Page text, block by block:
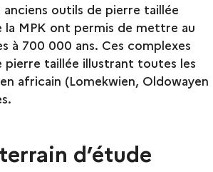
outils de pierre taillée
la MPK ont permis de mettre au
à 700 000 ans. Ces complexes
pierre taillée illustrant toutes les
africain (Lomekwien, Oldowayen
d’étude